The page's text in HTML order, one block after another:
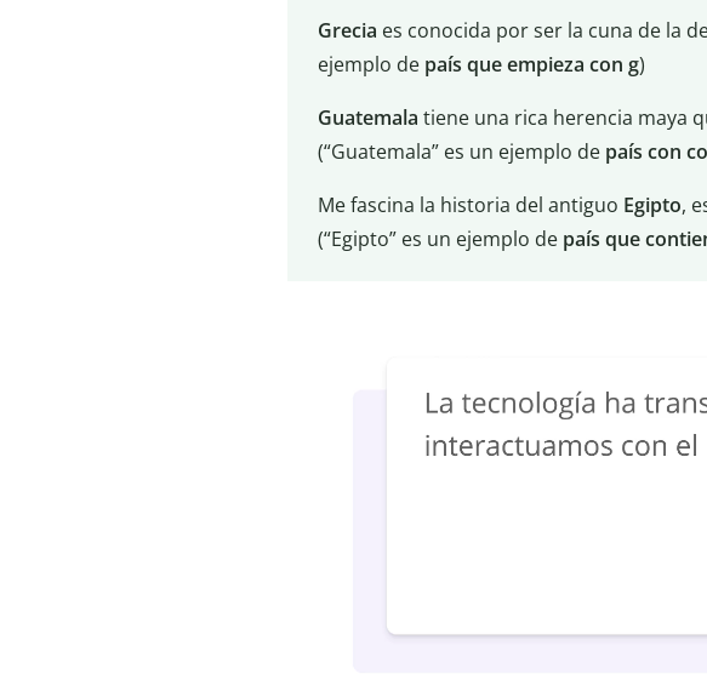
Grecia es conocida por ser la cuna de la
ejemplo de país que empieza con g)
Guatemala tiene una rica herencia maya
(“Guatemala” es un ejemplo de país con
Me fascina la historia del antiguo Egipto,
(“Egipto” es un ejemplo de país que